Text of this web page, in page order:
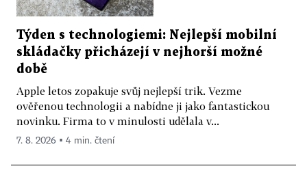
Týden s technologiemi: Nejlepší mobilní
skládačky přicházejí v nejhorší možné
době
Apple letos zopakuje svůj nejlepší trik. Vezme
ověřenou technologii a nabídne ji jako fantastickou
novinku. Firma to v minulosti udělala v...
7. 8. 2026 ▪ 4 min. čtení